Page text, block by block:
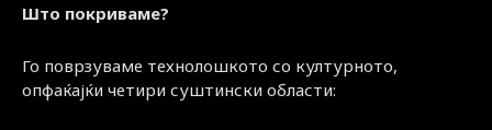
Што покриваме?
Го поврзуваме технолошкото со културното,
опфаќајќи четири суштински области: